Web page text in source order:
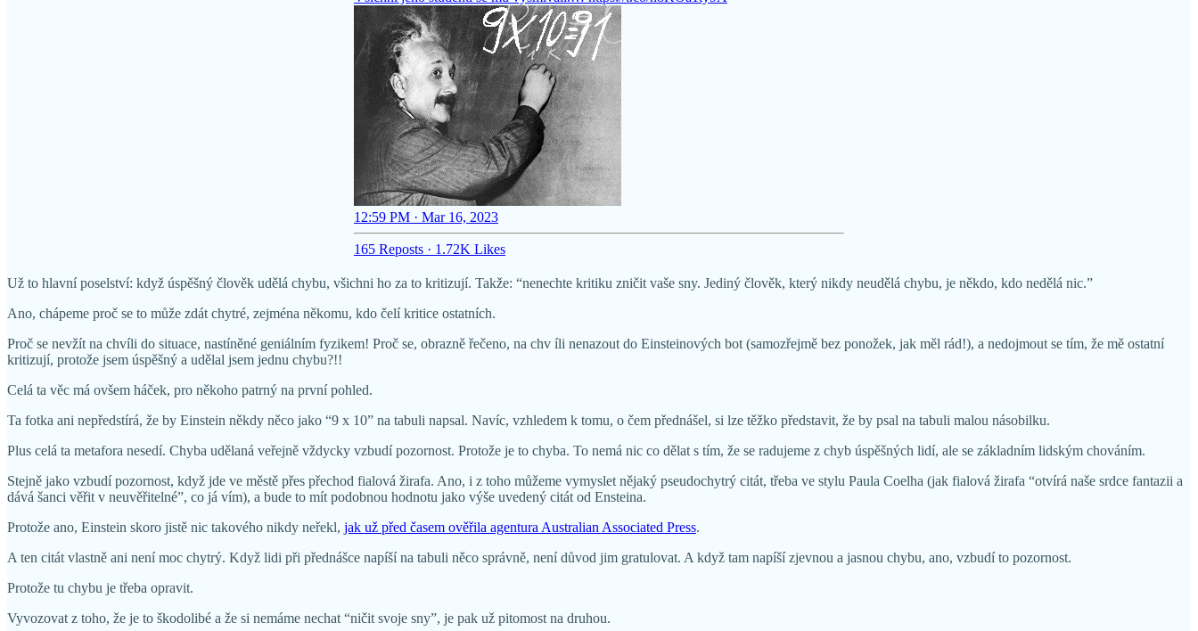
12:59 PM · Mar 16, 2023
165 Reposts · 1.72K Likes
Už to hlavní poselství: když úspěšný člověk udělá chybu, všichni ho za to kritizují. Takže: “nenechte kritiku zničit vaše sny. Jediný člověk, který nikdy neudělá chybu, je někdo, kdo nedělá nic.”
Ano, chápeme proč se to může zdát chytré, zejména někomu, kdo čelí kritice ostatních.
Proč se nevžít na chvíli do situace, nastíněné geniálním fyzikem! Proč se, obrazně řečeno, na chv íli nenazout do Einsteinových bot (samozřejmě bez ponožek, jak měl rád!), a nedojmout se tím, že mě ostatní
kritizují, protože jsem úspěšný a udělal jsem jednu chybu?!!
Celá ta věc má ovšem háček, pro někoho patrný na první pohled.
Ta fotka ani nepředstírá, že by Einstein někdy něco jako “9 x 10” na tabuli napsal. Navíc, vzhledem k tomu, o čem přednášel, si lze těžko představit, že by psal na tabuli malou násobilku.
Plus celá ta metafora nesedí. Chyba udělaná veřejně vždycky vzbudí pozornost. Protože je to chyba. To nemá nic co dělat s tím, že se radujeme z chyb úspěšných lidí, ale se základním lidským chováním.
Stejně jako vzbudí pozornost, když jde ve městě přes přechod fialová žirafa. Ano, i z toho můžeme vymyslet nějaký pseudochytrý citát, třeba ve stylu Paula Coelha (jak fialová žirafa “otvírá naše srdce fantazii a
dává šanci věřit v neuvěřitelné”, co já vím), a bude to mít podobnou hodnotu jako výše uvedený citát od Ensteina.
Protože ano, Einstein skoro jistě nic takového nikdy neřekl, jak už před časem ověřila agentura Australian Associated Press.
A ten citát vlastně ani není moc chytrý. Když lidi při přednášce napíší na tabuli něco správně, není důvod jim gratulovat. A když tam napíší zjevnou a jasnou chybu, ano, vzbudí to pozornost.
Protože tu chybu je třeba opravit.
Vyvozovat z toho, že je to škodolibé a že si nemáme nechat “ničit svoje sny”, je pak už pitomost na druhou.